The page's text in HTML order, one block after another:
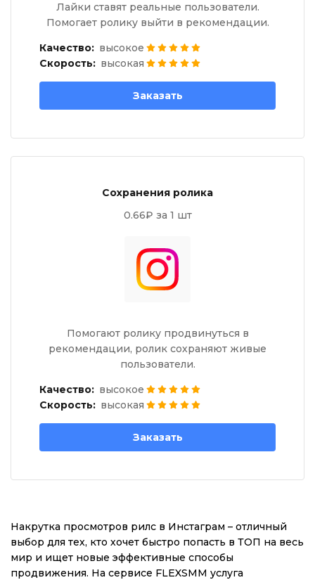
Лайки ставят реальные пользователи.
Помогает ролику выйти в рекомендации.
Качество: высокое
Скорость: высокая
Заказать
Сохранения ролика
0.66₽ за 1 шт
Помогают ролику продвинуться в
рекомендации, ролик сохраняют живые
пользователи.
Качество: высокое
Скорость: высокая
Заказать
Накрутка просмотров рилс в Инстаграм – отличный
выбор для тех, кто хочет быстро попасть в ТОП на весь
мир и ищет новые эффективные способы
продвижения. На сервисе FLEXSMM услуга